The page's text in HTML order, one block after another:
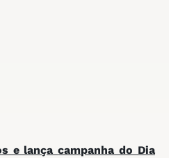
e lançacampanha do Dia